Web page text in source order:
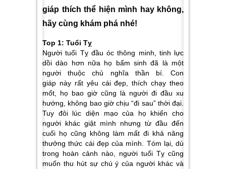
giáp thích thể hiện mình hay không,
hãy cùng khám phá nhé!
Top 1: Tuổi Tỵ
Người tuổi Tỵ đầu óc thông minh, tinh lực
dồi dào hơn nữa họ bẩm sinh đã là một
người thuộc chủ nghĩa thần bí. Con
giáp này rất yêu cái đẹp, thích chạy theo
mốt, họ bao giờ cũng là người đi đầu xu
hướng, không bao giờ chịu “đi sau” thời đại.
Tuy đôi lúc diện mạo của họ khiến cho
người khác giật mình nhưng từ đầu đến
cuối họ cũng không làm mất đi khả năng
thưởng thức cái đẹp của mình. Tóm lại, dù
trong hoàn cảnh nào, người tuổi Tỵ cũng
muốn thu hút sự chú ý của người khác và